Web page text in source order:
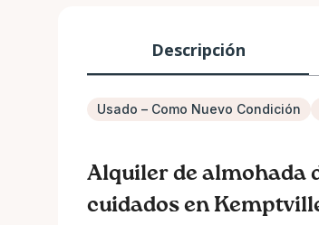
Descripción
Usado – Como Nuevo Condición
Alquiler de almohada
cuidados en